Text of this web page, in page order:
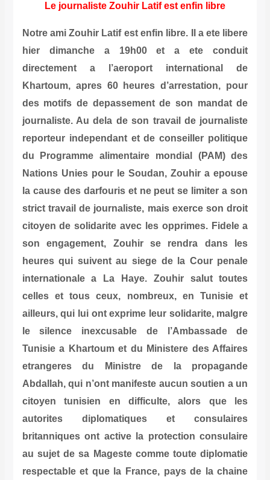
Le journaliste Zouhir Latif est enfin libre
Notre ami Zouhir Latif est enfin libre. Il a ete libere
hier dimanche a 19h00 et a ete conduit
directement a l’aeroport international de
Khartoum, apres 60 heures d’arrestation, pour
des motifs de depassement de son mandat de
journaliste. Au dela de son travail de journaliste
reporteur independant et de conseiller politique
du Programme alimentaire mondial (PAM) des
Nations Unies pour le Soudan, Zouhir a epouse
la cause des darfouris et ne peut se limiter a son
strict travail de journaliste, mais exerce son droit
citoyen de solidarite avec les opprimes. Fidele a
son engagement, Zouhir se rendra dans les
heures qui suivent au siege de la Cour penale
internationale a La Haye. Zouhir salut toutes
celles et tous ceux, nombreux, en Tunisie et
ailleurs, qui lui ont exprime leur solidarite, malgre
le silence inexcusable de l’Ambassade de
Tunisie a Khartoum et du Ministere des Affaires
etrangeres du Ministre de la propagande
Abdallah, qui n’ont manifeste aucun soutien a un
citoyen tunisien en difficulte, alors que les
autorites diplomatiques et consulaires
britanniques ont active la protection consulaire
au sujet de sa Mageste comme toute diplomatie
respectable et que la France, pays de la chaine